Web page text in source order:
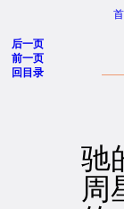
后一页
前一页
回目录
驰
周